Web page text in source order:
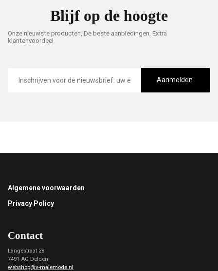
Blijf op de hoogte
Onze nieuwste producten, De beste aanbiedingen, Extra
klantenvoordeel
mailadres
Aanmelden
Footer
Algemene voorwaarden
Privacy Policy
Contact
Langestraat 28
7491 AG Delden
webshop@v-malemode.nl